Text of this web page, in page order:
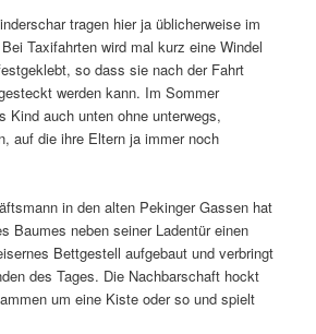
tragen hier ja üblicherweise im
Taxifahrten wird mal kurz eine Windel
so dass sie nach der Fahrt
werden kann. Im Sommer
Kind auch unten ohne unterwegs,
auf die ihre Eltern ja immer noch
in den alten Pekinger Gassen hat
Baumes neben seiner Ladentür einen
Bettgestell aufgebaut und verbringt
des Tages. Die Nachbarschaft hockt
um eine Kiste oder so und spielt